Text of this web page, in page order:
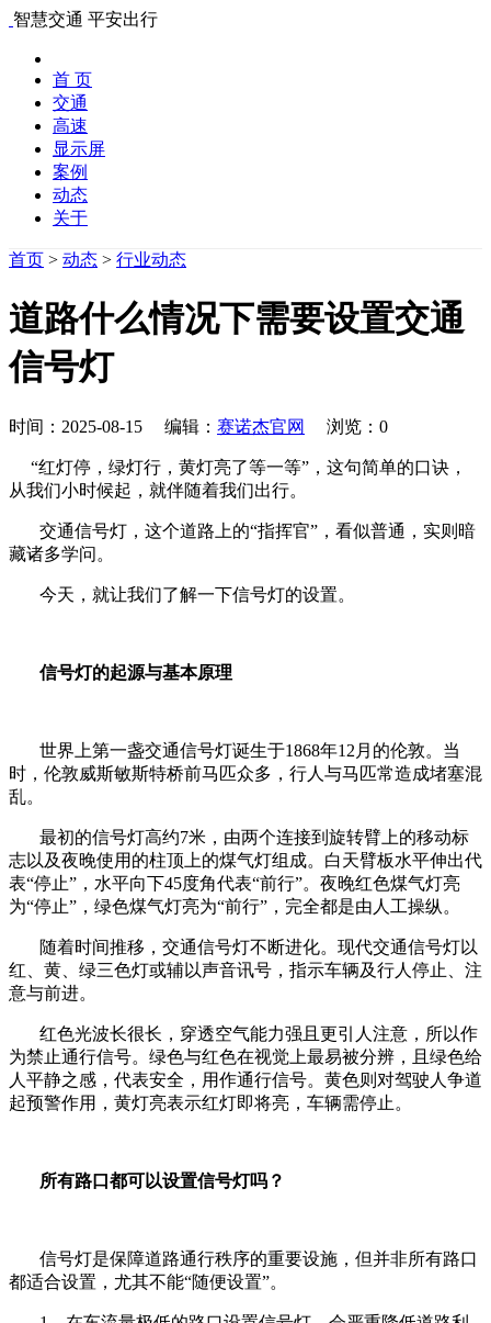
智慧交通 平安出行
首 页
交通
高速
显示屏
案例
动态
关于
首页 > 动态 > 行业动态
道路什么情况下需要设置交通
信号灯
时间：2025-08-15 编辑： 赛诺杰官网 浏览： 0
“红灯停，绿灯行，黄灯亮了等一等”，这句简单的口诀，
从我们小时候起，就伴随着我们出行。
交通信号灯，这个道路上的“指挥官”，看似普通，实则暗
藏诸多学问。
今天，就让我们了解一下信号灯的设置。
信号灯的起源与基本原理
世界上第一盏交通信号灯诞生于1868年12月的伦敦。当
时，伦敦威斯敏斯特桥前马匹众多，行人与马匹常造成堵塞混
乱。
最初的信号灯高约7米，由两个连接到旋转臂上的移动标
志以及夜晚使用的柱顶上的煤气灯组成。白天臂板水平伸出代
表“停止”，水平向下45度角代表“前行”。夜晚红色煤气灯亮
为“停止”，绿色煤气灯亮为“前行”，完全都是由人工操纵。
随着时间推移，交通信号灯不断进化。现代交通信号灯以
红、黄、绿三色灯或辅以声音讯号，指示车辆及行人停止、注
意与前进。
红色光波长很长，穿透空气能力强且更引人注意，所以作
为禁止通行信号。绿色与红色在视觉上最易被分辨，且绿色给
人平静之感，代表安全，用作通行信号。黄色则对驾驶人争道
起预警作用，黄灯亮表示红灯即将亮，车辆需停止。
所有路口都可以设置信号灯吗？
信号灯是保障道路通行秩序的重要设施，但并非所有路口
都适合设置，尤其不能“随便设置”。